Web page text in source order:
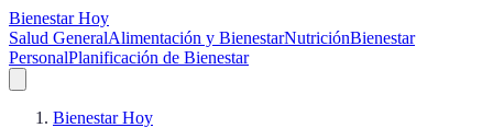
Bienestar Hoy
Salud GeneralAlimentación y BienestarNutriciónBienestar
PersonalPlanificación de Bienestar
Bienestar Hoy